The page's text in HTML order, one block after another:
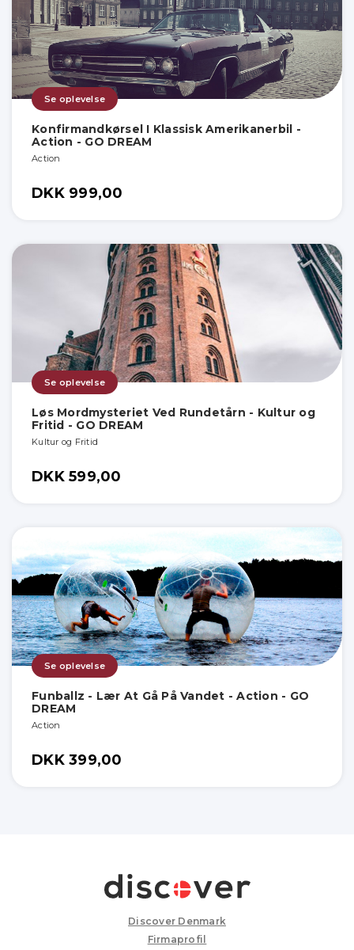
Se oplevelse
Konfirmandkørsel I Klassisk Amerikanerbil -
Action - GO DREAM
Action
DKK 999,00
Se oplevelse
Løs Mordmysteriet Ved Rundetårn - Kultur og
Fritid - GO DREAM
Kultur og Fritid
DKK 599,00
Se oplevelse
Funballz - Lær At Gå På Vandet - Action - GO
DREAM
Action
DKK 399,00
Discover Denmark
Firmaprofil